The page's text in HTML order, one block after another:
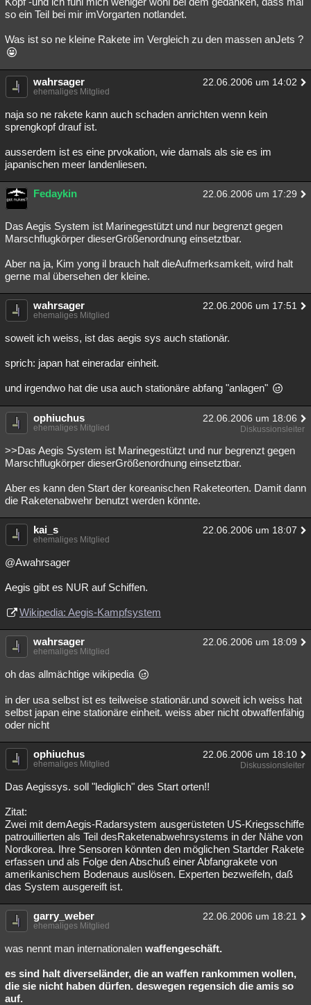
so ein Teil bei mir imVorgarten notlandet.
Was ist so ne kleine Rakete im Vergleich zu den massen anJets ?
wahrsager 22.06.2006 um 14:02
ehemaliges Mitglied
naja so ne rakete kann auch schaden anrichten wenn kein
sprengkopf drauf ist.
ausserdem ist es eine prvokation, wie damals als sie es im
japanischen meer landenliesen.
Fedaykin 22.06.2006 um 17:29
Das Aegis System ist Marinegestützt und nur begrenzt gegen
Marschflugkörper dieserGrößenordnung einsetztbar.
Aber na ja, Kim yong il brauch halt dieAufmerksamkeit, wird halt
gerne mal übersehen der kleine.
wahrsager 22.06.2006 um 17:51
ehemaliges Mitglied
soweit ich weiss, ist das aegis sys auch stationär.
sprich: japan hat eineradar einheit.
und irgendwo hat die usa auch stationäre abfang "anlagen"
ophiuchus 22.06.2006 um 18:06
ehemaliges Mitglied Diskussionsleiter
>>Das Aegis System ist Marinegestützt und nur begrenzt gegen
Marschflugkörper dieserGrößenordnung einsetztbar.
Aber es kann den Start der koreanischen Raketeorten. Damit dann
die Raketenabwehr benutzt werden könnte.
kai_s 22.06.2006 um 18:07
ehemaliges Mitglied
@Awahrsager
Aegis gibt es NUR auf Schiffen.
Wikipedia: Aegis-Kampfsystem
wahrsager 22.06.2006 um 18:09
ehemaliges Mitglied
oh das allmächtige wikipedia
in der usa selbst ist es teilweise stationär.und soweit ich weiss hat
selbst japan eine stationäre einheit. weiss aber nicht obwaffenfähig
oder nicht
ophiuchus 22.06.2006 um 18:10
ehemaliges Mitglied Diskussionsleiter
Das Aegissys. soll "lediglich" des Start orten!!
Zitat:
Zwei mit demAegis-Radarsystem ausgerüsteten US-Kriegsschiffe
patrouillierten als Teil desRaketenabwehrsystems in der Nähe von
Nordkorea. Ihre Sensoren könnten den möglichen Startder Rakete
erfassen und als Folge den Abschuß einer Abfangrakete von
amerikanischem Bodenaus auslösen. Experten bezweifeln, daß
das System ausgereift ist.
garry_weber 22.06.2006 um 18:21
ehemaliges Mitglied
was nennt man internationalen waffengeschäft.
es sind halt diverseländer, die an waffen rankommen wollen,
die sie nicht haben dürfen. deswegen regensich die amis so
auf.